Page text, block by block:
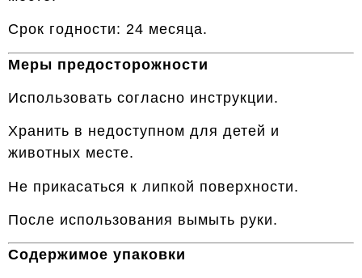
Срок годности: 24 месяца.
Меры предосторожности
Использовать согласно инструкции.
Хранить в недоступном для детей и
животных месте.
Не прикасаться к липкой поверхности.
После использования вымыть руки.
Содержимое упаковки